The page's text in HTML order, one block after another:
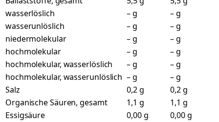
wasserlöslich
– g
– g
wasserunlöslich
– g
– g
niedermolekular
– g
– g
hochmolekular
– g
– g
hochmolekular, wasserlöslich
– g
– g
hochmolekular, wasserunlöslich – g
– g
Salz
0,2 g
0,2 g
Organische Säuren, gesamt
1,1 g
1,1 g
Essigsäure
0,00 g
0,00 g